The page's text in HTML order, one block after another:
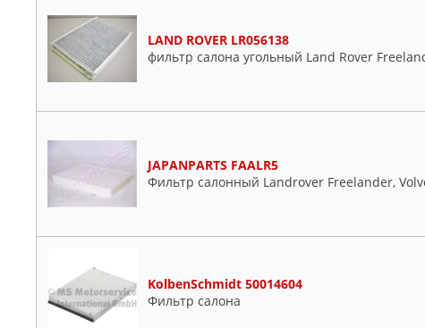
LAND ROVER LR056138
фильтр салона угольный Land Rover
JAPANPARTS FAALR5
Фильтр салонный Landrover Freelander,
KolbenSchmidt 50014604
Фильтр салона